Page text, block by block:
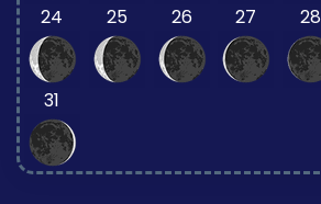
24 25 26 27 28
31